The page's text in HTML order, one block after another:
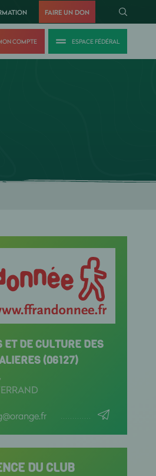
FAIRE UN DON
COMPTE ESPACE FÉDÉRAL
ET DE CULTURE DES
(06127)
DU CLUB